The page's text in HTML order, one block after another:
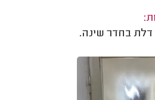
דלת בחדר שינה.